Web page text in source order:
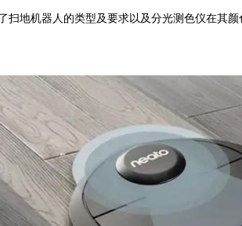
扫地机器人的类型及要求以及分光测色仪在其颜